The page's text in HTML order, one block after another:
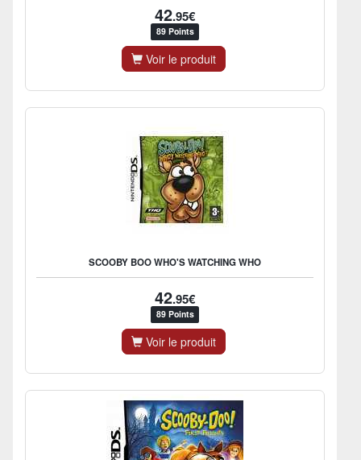
42.95€
89 Points
Voir le produit
SCOOBY BOO WHO'S WATCHING WHO
42.95€
89 Points
Voir le produit